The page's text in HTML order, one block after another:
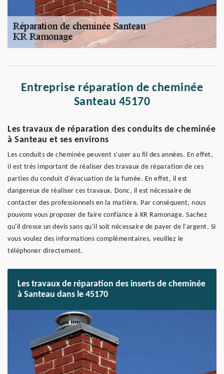
Entreprise réparation de cheminée
Santeau 45170
Les travaux de réparation des conduits de cheminée
à Santeau et ses environs
Les conduits de cheminée peuvent s'user au fil des années. En effet,
il est très important de réaliser des travaux de réparation de ces
parties du conduit d'évacuation de la fumée. En effet, il est
dangereux de réaliser ces travaux. Donc, il est nécessaire de
contacter des professionnels en la matière. Par conséquent, nous
pouvons vous proposer de faire confiance à KR Ramonage. Sachez
qu'il dresse un devis sans qu'il soit nécessaire de payer de l'argent. Si
vous voulez des informations complémentaires, veuillez le
téléphoner directement.
Les travaux de réparation des inserts de cheminée
à Santeau dans le 45170